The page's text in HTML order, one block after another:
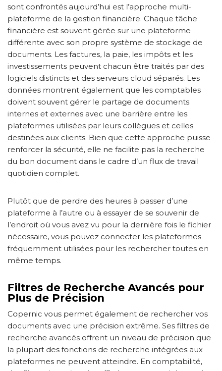
sont confrontés aujourd’hui est l’approche multi-
plateforme de la gestion financière. Chaque tâche
financière est souvent gérée sur une plateforme
différente avec son propre système de stockage de
documents. Les factures, la paie, les impôts et les
investissements peuvent chacun être traités par des
logiciels distincts et des serveurs cloud séparés. Les
données montrent également que les comptables
doivent souvent gérer le partage de documents
internes et externes avec une barrière entre les
plateformes utilisées par leurs collègues et celles
destinées aux clients. Bien que cette approche puisse
renforcer la sécurité, elle ne facilite pas la recherche
du bon document dans le cadre d’un flux de travail
quotidien complet.
Plutôt que de perdre des heures à passer d’une
plateforme à l’autre ou à essayer de se souvenir de
l’endroit où vous avez vu pour la dernière fois le fichier
nécessaire, vous pouvez connecter les plateformes
fréquemment utilisées pour les rechercher toutes en
même temps.
Filtres de Recherche Avancés pour
Plus de Précision
Copernic vous permet également de rechercher vos
documents avec une précision extrême. Ses filtres de
recherche avancés offrent un niveau de précision que
la plupart des fonctions de recherche intégrées aux
plateformes ne peuvent atteindre. En comptabilité,